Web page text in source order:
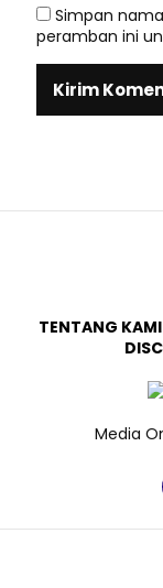
Simpan
peramban ini
TENTANG KAMI
Media